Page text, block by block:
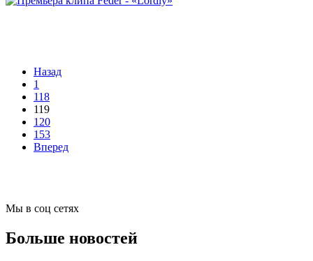
Назад
1
118
119
120
153
Вперед
Мы в соц сетях
Больше новостей